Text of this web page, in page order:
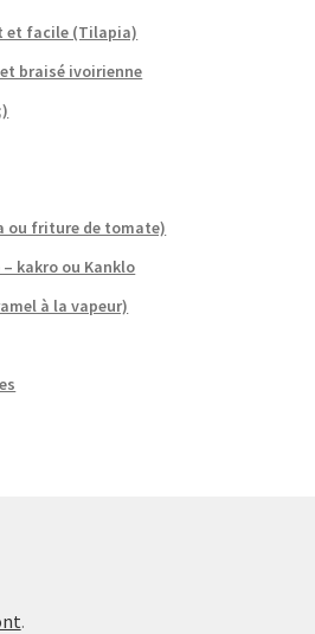
et facile (Tilapia)
braisé ivoirienne
ou friture de tomate)
kakro ou Kanklo
à la vapeur)
.